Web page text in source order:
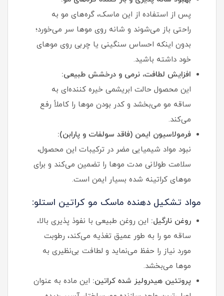
پس از استفاده از این ماسک، گره‌های مو به
راحتی باز می‌شوند و شانه روی موها سر می‌خورد؛
بدون اینکه احساس سنگینی یا چربی روی موهای
خود داشته باشید.
افزایش لطافت، نرمی و درخشش طبیعی:
این محصول حالت ابریشمی خیره‌ کننده‌ای به
ساقه مو می‌بخشد و کدر بودن موها را کاملاً رفع
می‌کند.
فرمولاسیون ایمن (فاقد سولفات و پارابن):
نبود مواد شیمیایی مضر در ترکیبات این محصول،
سلامت طولانی‌ مدت موها را تضمین می‌کند و برای
موهای کراتینه‌ شده بسیار ایمن است.
مواد تشکیل‌ دهنده ماسک مو کراتین استلو:
روغن نارگیل: این روغن طبیعی با نفوذ پذیری بالا،
ساقه مو را به طور عمیق تغذیه می‌کند، رطوبت
مورد نیاز را حفظ می‌نماید و لطافت بی‌نظیری به
موها می‌بخشد.
پروتئین هیدرولیز شده کراتین: این ماده به عنوان